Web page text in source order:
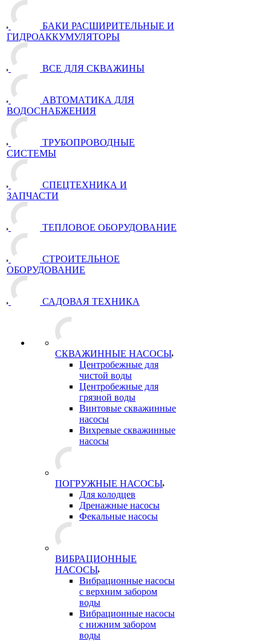
БАКИ РАСШИРИТЕЛЬНЫЕ И
ГИДРОАККУМУЛЯТОРЫ
ВСЕ ДЛЯ СКВАЖИНЫ
АВТОМАТИКА ДЛЯ
ВОДОСНАБЖЕНИЯ
ТРУБОПРОВОДНЫЕ
СИСТЕМЫ
СПЕЦТЕХНИКА И
ЗАПЧАСТИ
ТЕПЛОВОЕ ОБОРУДОВАНИЕ
СТРОИТЕЛЬНОЕ
ОБОРУДОВАНИЕ
САДОВАЯ ТЕХНИКА
СКВАЖИННЫЕ НАСОСЫ
Центробежные для
чистой воды
Центробежные для
грязной воды
Винтовые скважинные
насосы
Вихревые скважинные
насосы
ПОГРУЖНЫЕ НАСОСЫ
Для колодцев
Дренажные насосы
Фекальные насосы
ВИБРАЦИОННЫЕ
НАСОСЫ
Вибрационные насосы
с верхним забором
воды
Вибрационные насосы
с нижним забором
воды